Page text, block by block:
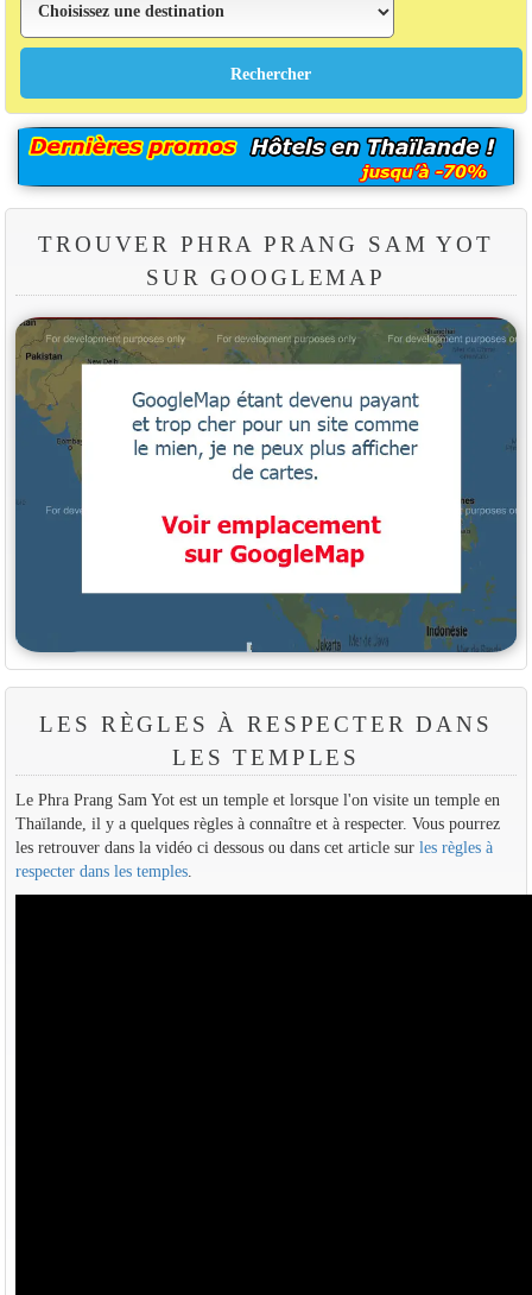
TROUVER PHRA PRANG SAM YOT
SUR GOOGLEMAP
LES RÈGLES À RESPECTER DANS
LES TEMPLES
Le Phra Prang Sam Yot est un temple et lorsque l'on visite un temple en
Thaïlande, il y a quelques règles à connaître et à respecter. Vous pourrez
les retrouver dans la vidéo ci dessous ou dans cet article sur les règles à
respecter dans les temples.